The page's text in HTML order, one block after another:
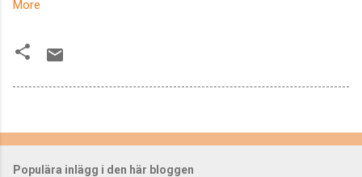
More
Populära inlägg i den här bloggen